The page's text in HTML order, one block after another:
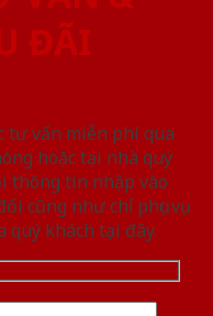
ĐÃI
tư vấn miễn phí qua
hoặc tại nhà quý
thông tin nhập vào
cũng như chỉ phục vụ
quý khách tại đây.